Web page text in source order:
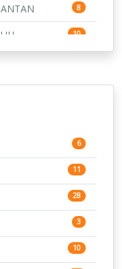
8
10
3
169
7
4
133
6
11
28
3
10